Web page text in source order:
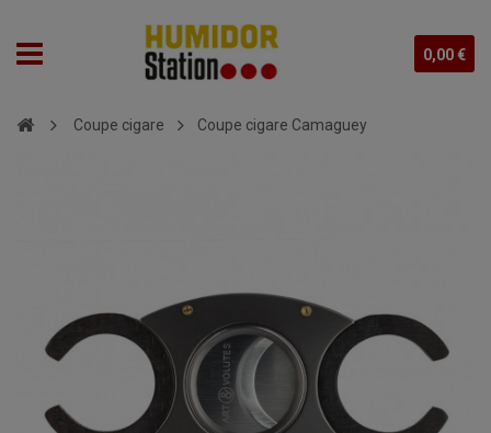
0,00 €
Coupe cigare Coupe cigare Camaguey